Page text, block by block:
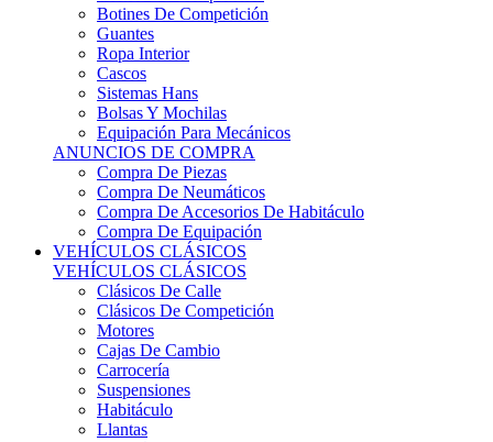
Guantes
Ropa Interior
Cascos
Sistemas Hans
Bolsas Y Mochilas
Equipación Para Mecánicos
ANUNCIOS DE COMPRA
Compra De Piezas
Compra De Neumáticos
Compra De Accesorios De Habitáculo
Compra De Equipación
VEHÍCULOS CLÁSICOS
VEHÍCULOS CLÁSICOS
Clásicos De Calle
Clásicos De Competición
Motores
Cajas De Cambio
Carrocería
Suspensiones
Habitáculo
Llantas
Neumáticos